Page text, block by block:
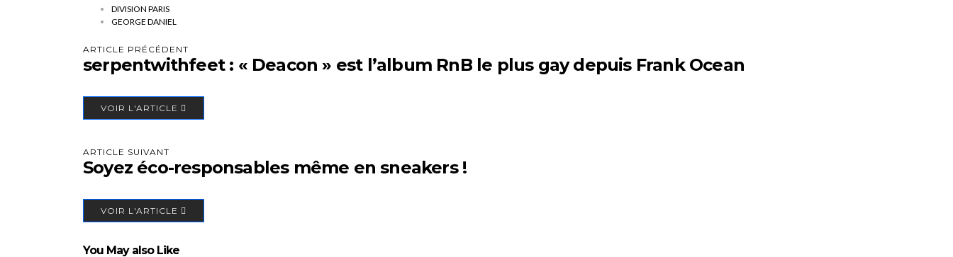
DIVISION PARIS
GEORGE DANIEL
ARTICLE PRÉCÉDENT
serpentwithfeet : « Deacon » est l’album RnB le plus gay depuis Frank Ocean
VOIR L'ARTICLE
ARTICLE SUIVANT
Soyez éco-responsables même en sneakers !
VOIR L'ARTICLE
You May also Like